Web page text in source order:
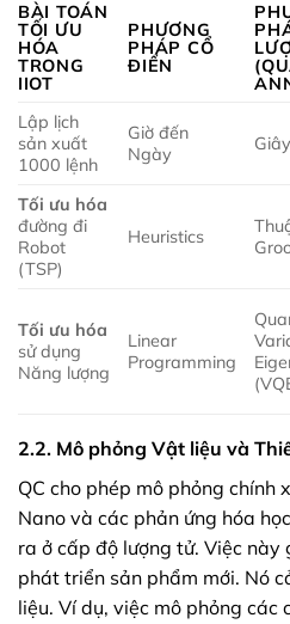
BÀI TOÁN
TỐI ƯU
HÓA
TRONG
IIOT
PHƯƠNG
PHÁP CỔ
ĐIỂN
Lập lịch
sản xuất
1000 lệnh
Giờ đến
Ngày
Tối ưu hóa
đường đi
Robot
(TSP)
Heuristics
Tối ưu hóa
sử dụng
Năng lượng
Linear
Programming
2.2. Mô phỏng Vật liệu và
QC cho phép mô phỏng chính
Nano và các phản ứng hóa
ra ở cấp độ lượng tử. Việc
phát triển sản phẩm mới. Nó
liệu. Ví dụ, việc mô phỏng các